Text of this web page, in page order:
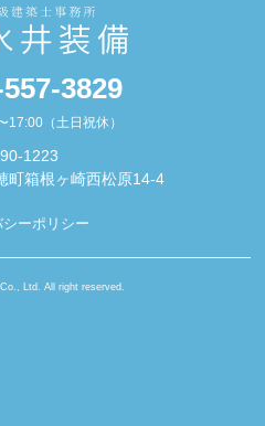
3829
17:00（土日祝休）
1223
町箱根ヶ崎西松原14-4
ーポリシー
Ltd. All right reserved.